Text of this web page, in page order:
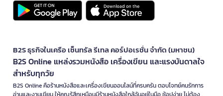
B2S ธุรกิจในเครือ เซ็นทรัล รีเทล คอร์ปอเรชั่น จำกัด (มหาชน)
B2S Online แหล่งรวมหนังสือ เครื่องเขียน และแรงบันดาลใจ
สำหรับทุกวัย
B2S Online คือร้านหนังสือและเครื่องเขียนออนไลน์ที่ครบครัน ตอบโจทย์คนรักการ